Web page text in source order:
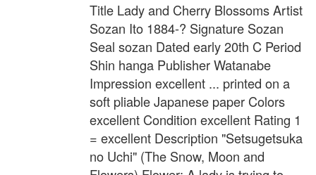
Title Lady and Cherry Blossoms Artist
Sozan Ito 1884-? Signature Sozan
Seal sozan Dated early 20th C Period
Shin hanga Publisher Watanabe
Impression excellent ... printed on a
soft pliable Japanese paper Colors
excellent Condition excellent Rating 1
= excellent Description "Setsugetsuka
no Uchi" (The Snow, Moon and